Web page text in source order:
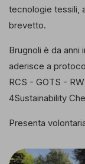
tecnologie tessili,
brevetto.
Brugnoli è da
aderisce a
RCS - GOTS -
4Sustainability
Presenta